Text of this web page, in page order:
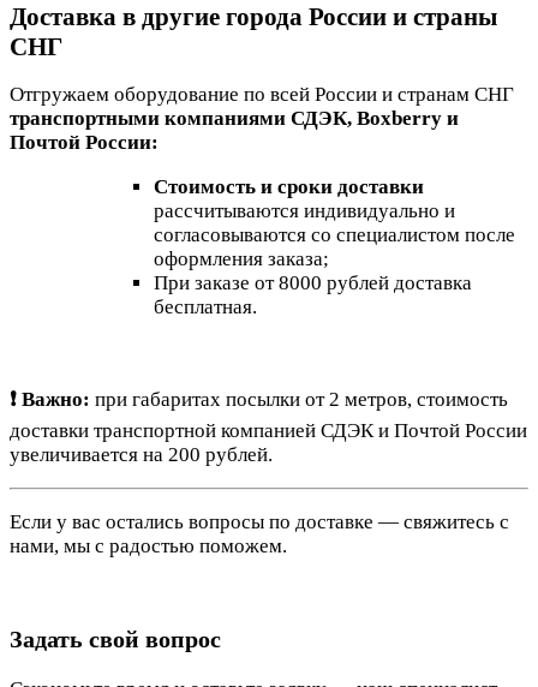
Доставка в другие города России и страны
СНГ
Отгружаем оборудование по всей России и странам СНГ
транспортными компаниями СДЭК, Boxberry и
Почтой России:
Стоимость и сроки доставки
рассчитываются индивидуально и
согласовываются со специалистом после
оформления заказа;
При заказе от 8000 рублей доставка
бесплатная.
❗ Важно: при габаритах посылки от 2 метров, стоимость
доставки транспортной компанией СДЭК и Почтой России
увеличивается на 200 рублей.
Если у вас остались вопросы по доставке — свяжитесь с
нами, мы с радостью поможем.
Задать свой вопрос